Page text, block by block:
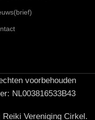
voorbehouden
NL003816533B43
Vereniging Cirkel.